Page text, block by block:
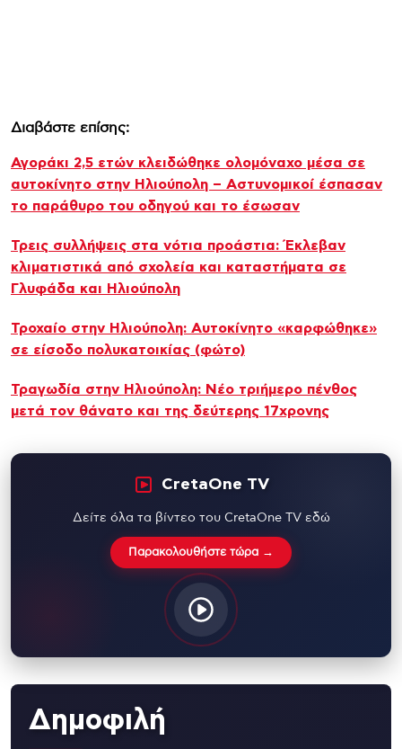
Διαβάστε επίσης:
Αγοράκι 2,5 ετών κλειδώθηκε ολομόναχο μέσα σε
αυτοκίνητο στην Ηλιούπολη – Αστυνομικοί έσπασαν
το παράθυρο του οδηγού και το έσωσαν
Τρεις συλλήψεις στα νότια προάστια: Έκλεβαν
κλιματιστικά από σχολεία και καταστήματα σε
Γλυφάδα και Ηλιούπολη
Τροχαίο στην Ηλιούπολη: Αυτοκίνητο «καρφώθηκε»
σε είσοδο πολυκατοικίας (φώτο)
Τραγωδία στην Ηλιούπολη: Νέο τριήμερο πένθος
μετά τον θάνατο και της δεύτερης 17χρονης
CretaOne TV
Δείτε όλα τα βίντεο του CretaOne TV εδώ
Παρακολουθήστε τώρα →
Δημοφιλή